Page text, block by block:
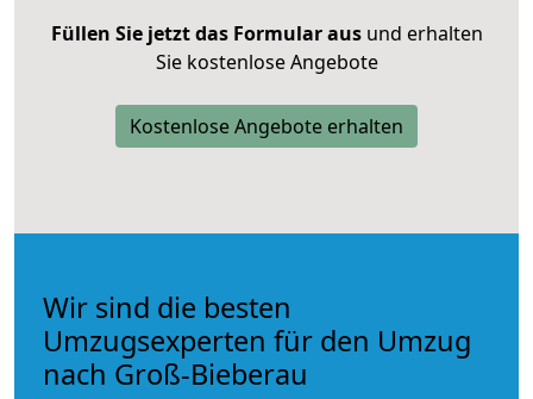
Füllen Sie jetzt das Formular ausund erhalten
Sie kostenlose Angebote
Kostenlose Angebote erhalten
Wir sind die besten
Umzugsexperten für den Umzug
nach Groß-Bieberau